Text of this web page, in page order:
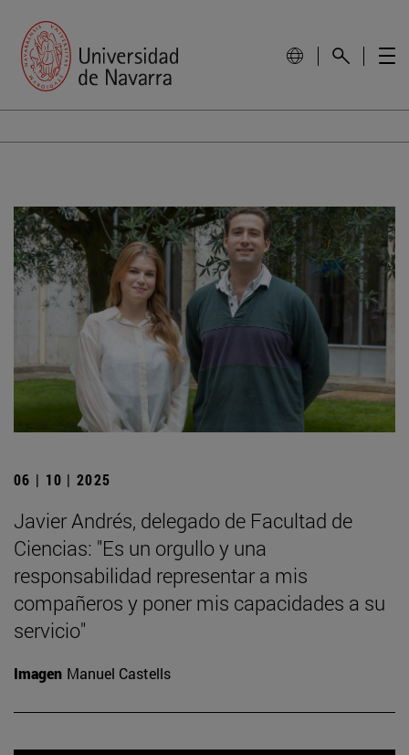
06 | 10 | 2025
Javier Andrés, delegado de Facultad de
Ciencias: "Es un orgullo y una
responsabilidad representar a mis
compañeros y poner mis capacidades a su
servicio"
Imagen Manuel Castells